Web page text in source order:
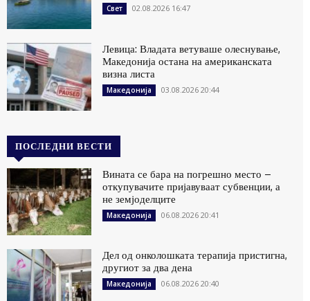
Свет 02.08.2026 16:47
Левица: Владата ветуваше олеснување,
Македонија остана на американската
визна листа
Македонија 03.08.2026 20:44
ПОСЛЕДНИ ВЕСТИ
Вината се бара на погрешно место –
откупувачите пријавуваат субвенции, а
не земјоделците
Македонија 06.08.2026 20:41
Дел од онколошката терапија пристигна,
другиот за два дена
Македонија 06.08.2026 20:40